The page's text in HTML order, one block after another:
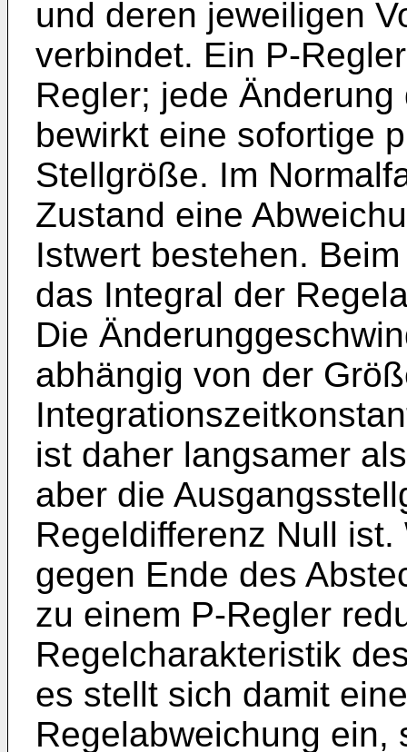
und deren jeweiligen
verbindet. Ein P-
Regler; jede
bewirkt eine sofortige
Stellgröße. Im
Zustand eine
Istwert bestehen.
das Integral der
Die
abhängig von der
ist daher langsamer
aber die
Regeldifferenz Null
gegen Ende des
zu einem P-Regler
Regelcharakteristik
es stellt sich damit
Regelabweichung ein,